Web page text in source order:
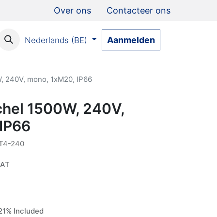
Over ons Contacteer ons
Nederlands (BE) Aanmelden
240V, mono, 1xM20, IP66
1500W, 240V,
240
Included